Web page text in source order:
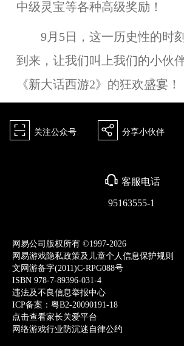
中级灵宝等各种高级奖励！
9月5日，这一历史性的时
到来，让我们叫上我们的小伙
《新大话西游2》的狂欢盛宴！
򰀁 关注公众号 򰀂 分享小伙伴
򰀃 客服电话
95163555-1
网易公司版权所有 ©1997-2026
网易游戏隐私政策及儿童个人信息保护规则
文网游备字(2011)C-RPG088号
ISBN 978-7-89396-031-4
违法及不良信息举报中心
ICP备案：粤B2-20090191-18
点击查看家长关爱平台
网络游戏行业防沉迷自律公约